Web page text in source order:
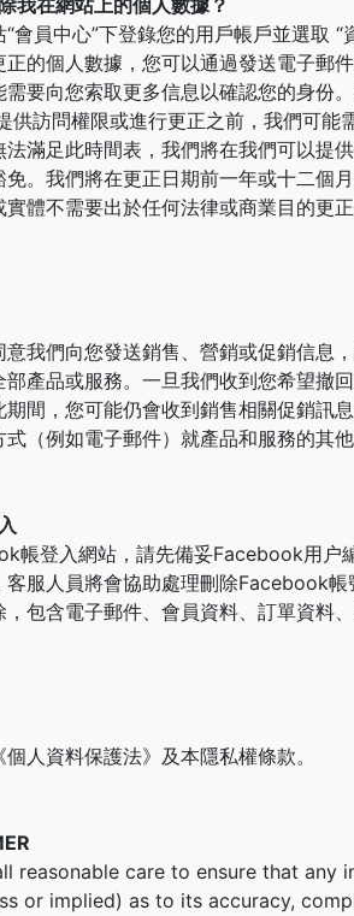
我在網站上的個人數據？
會員中心”下登錄您的用戶帳戶並選取
的個人數據，您可以通過發送電子郵
需要向您索取更多信息以確認您的身份
供訪問權限或進行更正之前，我們可
滿足此時間表，我們將在我們可以提
。我們將在更正日期前一年或十二個
體不需要出於任何法律或商業目的更
我們向您發送銷售、營銷或促銷信息
產品或服務。一旦我們收到您希望撤
期間，您可能仍會收到銷售相關促銷訊
（例如電子郵件）就產品和服務的其他
帳登入網站，請先備妥Facebook用户
客服人員將會協助處理刪除Facebook
包含電子郵件、會員資料、訂單資料
人資料保護法》及本隱私權條款。
reasonable care to ensure that
or implied) as to its accuracy,